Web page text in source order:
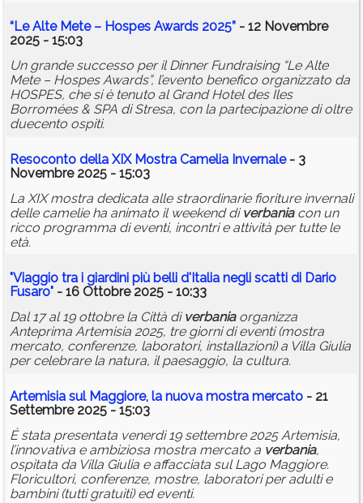
“Le Alte Mete – Hospes Awards 2025” - 12 Novembre
2025 - 15:03
Un grande successo per il Dinner Fundraising “Le Alte
Mete – Hospes Awards”, l’evento benefico organizzato da
HOSPES, che si è tenuto al Grand Hotel des Iles
Borromées & SPA di Stresa, con la partecipazione di oltre
duecento ospiti.
Resoconto della XIX Mostra Camelia Invernale- 3
Novembre 2025 - 15:03
La XIX mostra dedicata alle straordinarie fioriture invernali
delle camelie ha animato il weekend di verbaniacon un
ricco programma di eventi, incontri e attività per tutte le
età.
"Viaggio tra i giardini più belli d'Italia negli scatti di Dario
Fusaro" - 16 Ottobre 2025 - 10:33
Dal 17 al 19 ottobre la Città di verbaniaorganizza
Anteprima Artemisia 2025, tre giorni di eventi (mostra
mercato, conferenze, laboratori, installazioni) a Villa Giulia
per celebrare la natura, il paesaggio, la cultura.
Artemisia sul Maggiore, la nuova mostra mercato - 21
Settembre 2025 - 15:03
É stata presentata venerdì 19 settembre 2025 Artemisia,
l’innovativa e ambiziosa mostra mercato a verbania,
ospitata da Villa Giulia e affacciata sul Lago Maggiore.
Floricultori, conferenze, mostre, laboratori per adulti e
bambini (tutti gratuiti) ed eventi.